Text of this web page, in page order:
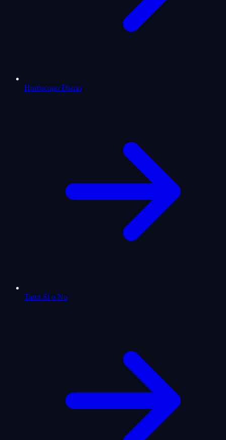
Horóscopo Diario
Tarot Sí o No